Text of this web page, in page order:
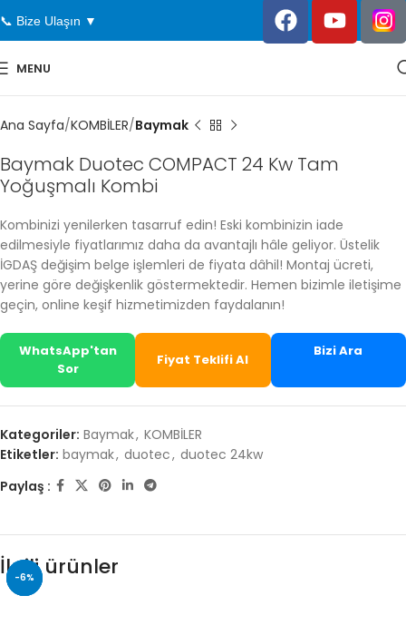
📞 Bize Ulaşın ▼
MENU
Ana Sayfa KOMBİLER Baymak
Baymak Duotec COMPACT 24 Kw Tam
Yoğuşmalı Kombi
Kombinizi yenilerken tasarruf edin! Eski kombinizin iade
edilmesiyle fiyatlarımız daha da avantajlı hâle geliyor. Üstelik
İGDAŞ değişim belge işlemleri de fiyata dâhil! Montaj ücreti,
yerine göre değişkenlik göstermektedir. Hemen bizimle iletişime
geçin, online keşif hizmetimizden faydalanın!
WhatsApp'tan
Sor
Fiyat Teklifi Al
Bizi Ara
Kategoriler: Baymak, KOMBİLER
Etiketler: baymak, duotec, duotec 24kw
Paylaş :
İlgili ürünler
-8%
-6%
-6%